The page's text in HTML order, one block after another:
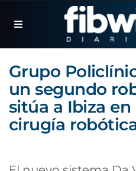
Grupo
un segundo
sitúa a Ibiza en
cirugía